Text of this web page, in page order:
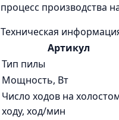
процесс производства
Техническая
Артикул
Тип пилы
Мощность, Вт
Число ходов на
ходу, ход/мин